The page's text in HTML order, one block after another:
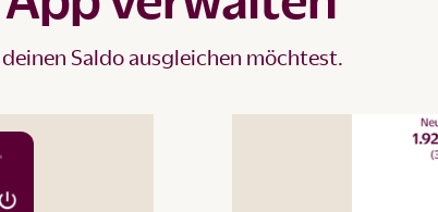
Saldo ausgleichen möchtest.